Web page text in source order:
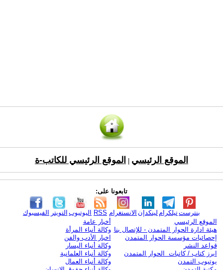
الموقع الرئيسي الموقع الرئيسي للكاتب-ة
تابعونا على:
الفيسبوك التويتر اليوتيوب RSS الانستغرام لينكدإن تيلكرامبنترست
الموقع الرئيسي
هيئة ادارة الحوار المتمدن - للإتصال بنا
إحصائيات مؤسسة الحوار المتمدن
قواعد النشر
ابرز كتاب / كاتبات الحوار المتمدن
يوتيوب التمدن
أخبار عامة
وكالة أنباء المرأة
اخبار الأدب والفن
وكالة أنباء اليسار
وكالة أنباء العلمانية
وكالة أنباء العمال